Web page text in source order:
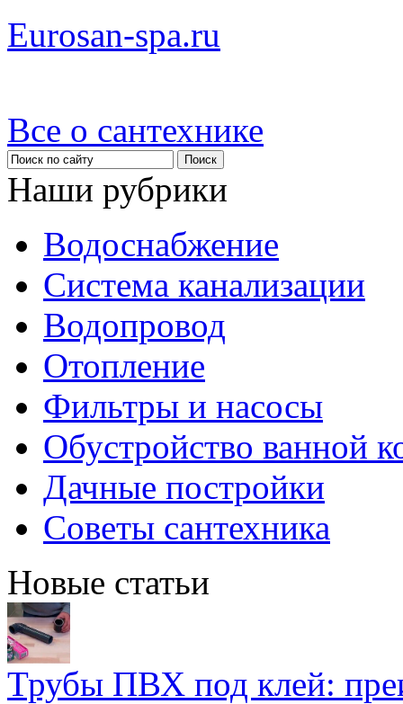
Eurosan-spa.ru
Все о сантехнике
Наши рубрики
Водоснабжение
Система канализации
Водопровод
Отопление
Фильтры и насосы
Обустройство ванной
Дачные постройки
Советы сантехника
Новые статьи
Трубы ПВХ под клей: